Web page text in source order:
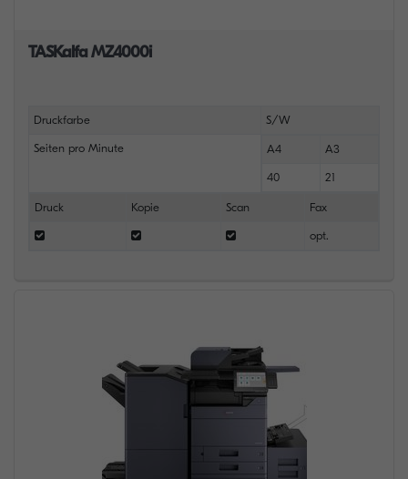
TASKalfa MZ4000i
Druckfarbe S/W
Seiten pro Minute A4 A3
40 21
Druck Kopie Scan Fax
opt.